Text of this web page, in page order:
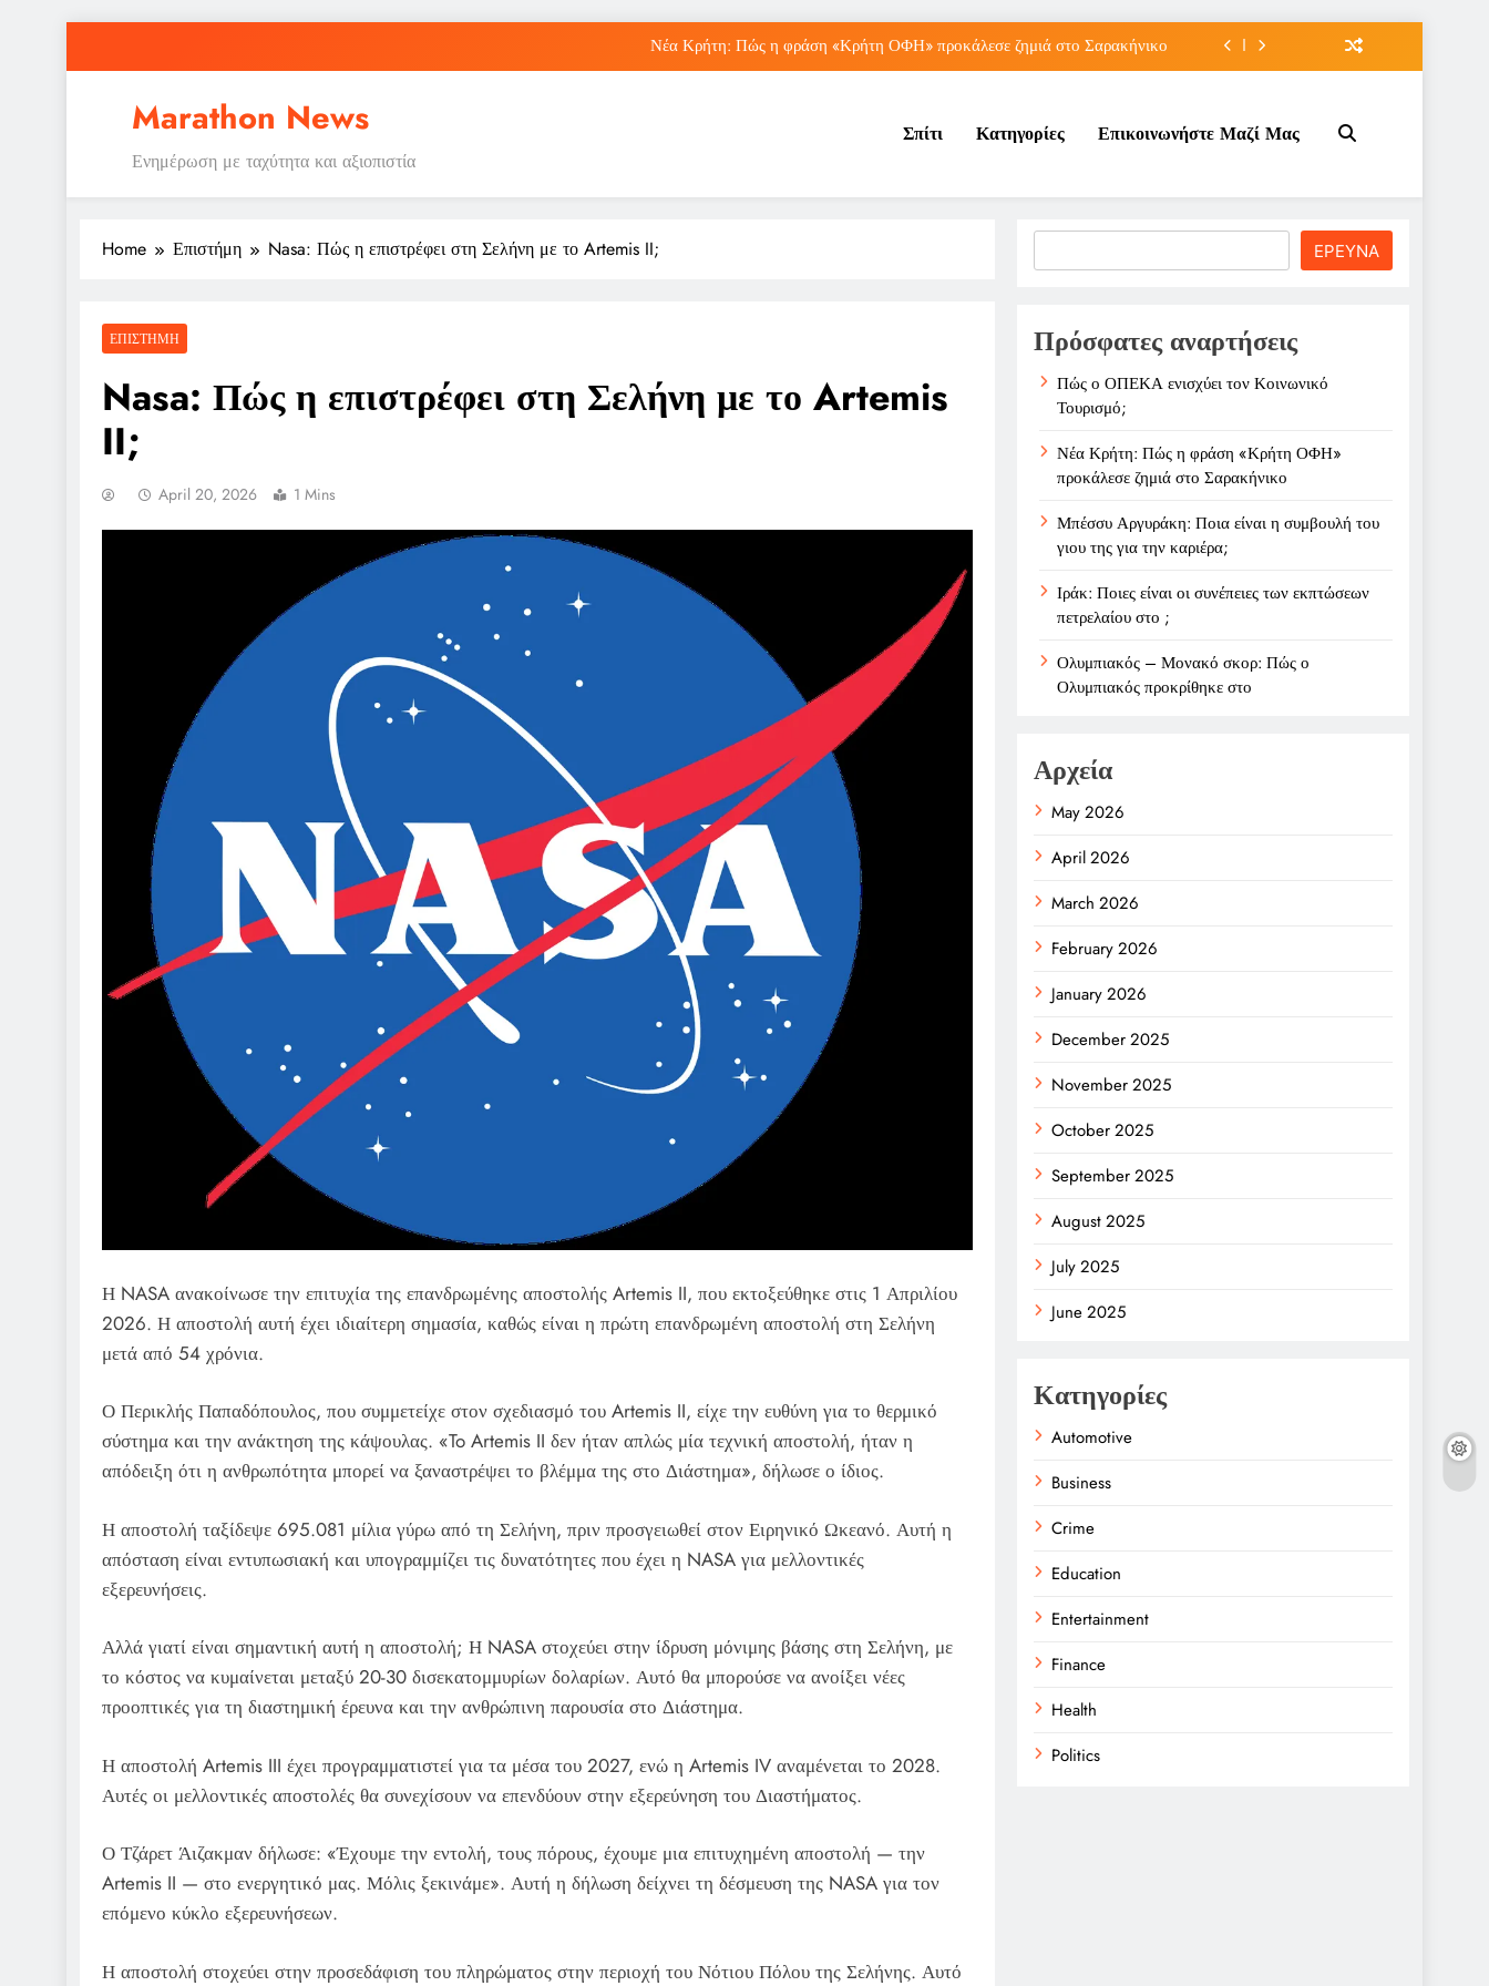
Νέα Κρήτη: Πώς η φράση «Κρήτη ΟΦΗ» προκάλεσε ζημιά στο Σαρακήνικο
Ιράκ: Ποιες είναι οι συνέπειες των εκπτώσεων πετρελαίου στο ;
Νέα Κρήτη: Πώς η φράση «Κρήτη ΟΦΗ» προκάλεσε ζημιά στο Σαρακήνικο
Μπέσσυ Αργυράκη: Ποια είναι η συμβουλή του γιου της για την καριέρα;
Marathon News
Ενημέρωση με ταχύτητα και αξιοπιστία
Σπίτι Κατηγορίες Επικοινωνήστε Μαζί Μας
Home Επιστήμη Nasa: Πώς η επιστρέφει στη Σελήνη με το Artemis II;
ΕΠΙΣΤΉΜΗ
Nasa: Πώς η επιστρέφει στη Σελήνη με το Artemis
II;
April 20, 2026 1 Mins
Η NASA ανακοίνωσε την επιτυχία της επανδρωμένης αποστολής Artemis II, που εκτοξεύθηκε στις 1 Απριλίου
2026. Η αποστολή αυτή έχει ιδιαίτερη σημασία, καθώς είναι η πρώτη επανδρωμένη αποστολή στη Σελήνη
μετά από 54 χρόνια.
Ο Περικλής Παπαδόπουλος, που συμμετείχε στον σχεδιασμό του Artemis II, είχε την ευθύνη για το θερμικό
σύστημα και την ανάκτηση της κάψουλας. «To Artemis II δεν ήταν απλώς μία τεχνική αποστολή, ήταν η
απόδειξη ότι η ανθρωπότητα μπορεί να ξαναστρέψει το βλέμμα της στο Διάστημα», δήλωσε ο ίδιος.
Η αποστολή ταξίδεψε 695.081 μίλια γύρω από τη Σελήνη, πριν προσγειωθεί στον Ειρηνικό Ωκεανό. Αυτή η
απόσταση είναι εντυπωσιακή και υπογραμμίζει τις δυνατότητες που έχει η NASA για μελλοντικές
εξερευνήσεις.
Αλλά γιατί είναι σημαντική αυτή η αποστολή; Η NASA στοχεύει στην ίδρυση μόνιμης βάσης στη Σελήνη, με
το κόστος να κυμαίνεται μεταξύ 20-30 δισεκατομμυρίων δολαρίων. Αυτό θα μπορούσε να ανοίξει νέες
προοπτικές για τη διαστημική έρευνα και την ανθρώπινη παρουσία στο Διάστημα.
Η αποστολή Artemis III έχει προγραμματιστεί για τα μέσα του 2027, ενώ η Artemis IV αναμένεται το 2028.
Αυτές οι μελλοντικές αποστολές θα συνεχίσουν να επενδύουν στην εξερεύνηση του Διαστήματος.
Ο Τζάρετ Άιζακμαν δήλωσε: «Έχουμε την εντολή, τους πόρους, έχουμε μια επιτυχημένη αποστολή — την
Artemis II — στο ενεργητικό μας. Μόλις ξεκινάμε». Αυτή η δήλωση δείχνει τη δέσμευση της NASA για τον
επόμενο κύκλο εξερευνήσεων.
Η αποστολή στοχεύει στην προσεδάφιση του πληρώματος στην περιοχή του Νότιου Πόλου της Σελήνης. Αυτό
ΕΡΕΥΝΑ
Πρόσφατες αναρτήσεις
Πώς ο ΟΠΕΚΑ ενισχύει τον Κοινωνικό
Τουρισμό;
Νέα Κρήτη: Πώς η φράση «Κρήτη ΟΦΗ»
προκάλεσε ζημιά στο Σαρακήνικο
Μπέσσυ Αργυράκη: Ποια είναι η συμβουλή του
γιου της για την καριέρα;
Ιράκ: Ποιες είναι οι συνέπειες των εκπτώσεων
πετρελαίου στο ;
Ολυμπιακός – Μονακό σκορ: Πώς ο
Ολυμπιακός προκρίθηκε στο
Αρχεία
May 2026
April 2026
March 2026
February 2026
January 2026
December 2025
November 2025
October 2025
September 2025
August 2025
July 2025
June 2025
Κατηγορίες
Automotive
Business
Crime
Education
Entertainment
Finance
Health
Politics